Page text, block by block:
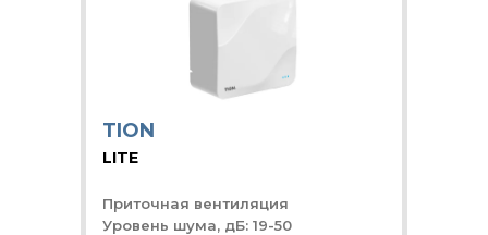
TION
LITE
Приточная вентиляция
Уровень шума, дБ: 19-50